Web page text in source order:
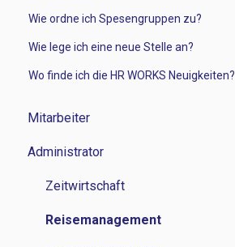
Wie ordne ich Spesengruppen zu?
Wie lege ich eine neue Stelle an?
Wo finde ich die HR WORKS Neuigkeiten?
Mitarbeiter
Zeitwirtschaft
Reisemanagement
Personalverwaltung
Administrator
Zeitwirtschaft
Reisemanagement